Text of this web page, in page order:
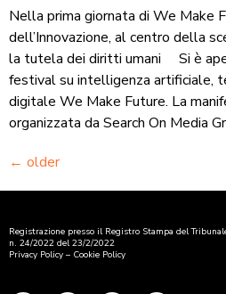
Nella prima giornata di We Make
dell’Innovazione, al centro della
la tutela dei diritti umani Si è
festival su intelligenza artificiale,
digitale We Make Future. La
organizzata da Search On Media
← older
Registrazione presso il Registro Stampa del
n. 24/2022 del 23/2/2022
Privacy Policy – Cookie Policy